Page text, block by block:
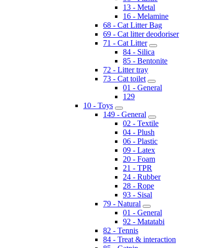
13 - Metal
16 - Melamine
68 - Cat Litter Bag
69 - Cat litter deodoriser
71 - Cat Litter
84 - Silica
85 - Bentonite
72 - Litter tray
73 - Cat toilet
01 - General
129
10 - Toys
149 - General
02 - Textile
04 - Plush
06 - Plastic
09 - Latex
20 - Foam
21 - TPR
24 - Rubber
28 - Rope
93 - Sisal
79 - Natural
01 - General
92 - Matatabi
82 - Tennis
84 - Treat & interaction